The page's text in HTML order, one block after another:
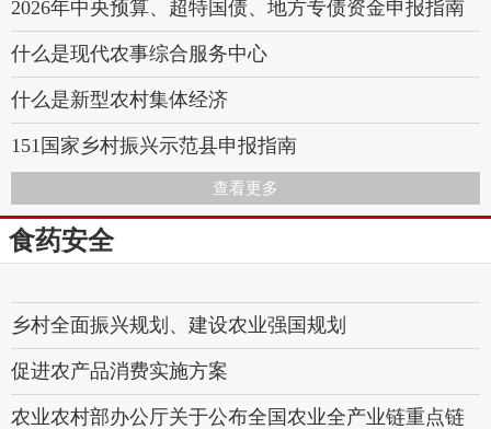
2026年中央预算、超特国债、地方专债资金申报指南
什么是现代农事综合服务中心
什么是新型农村集体经济
151国家乡村振兴示范县申报指南
144设施农业政策奖补2026申报指南
113国家级特色小镇
查看更多
食药安全
乡村全面振兴规划、建设农业强国规划
促进农产品消费实施方案
农业农村部办公厅关于公布全国农业全产业链重点链